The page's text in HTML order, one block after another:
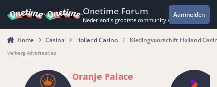
Onetime Forum
Nederland's grootste community voor de
Aanmelden
Home Casino Holland Casino Kledingvoorschift Holland
Verberg Advertenties
Oranje Palace